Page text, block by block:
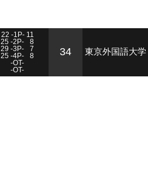
22 -1P- 11
25 -2P-
8
29 -3P-
7
25 -4P-
8
-OT-
-OT-
34 東京外国語大学